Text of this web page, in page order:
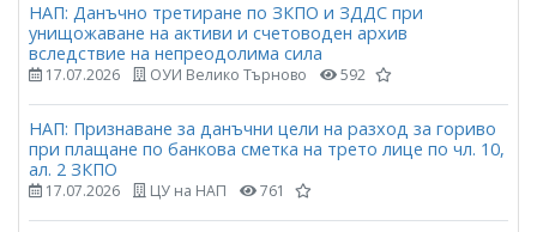
НАП: Данъчно третиране по ЗКПО и ЗДДС при
унищожаване на активи и счетоводен архив
вследствие на непреодолима сила
17.07.2026 ОУИ Велико Търново 592
НАП: Признаване за данъчни цели на разход за гориво
при плащане по банкова сметка на трето лице по чл. 10,
ал. 2 ЗКПО
17.07.2026 ЦУ на НАП 761